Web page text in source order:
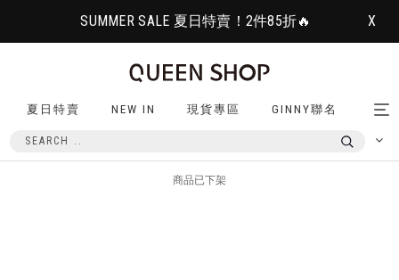
SUMMER SALE 夏日特賣！2件85折🔥 X
夏日特賣 NEW IN 現貨專區 GINNY聯名
商品已下架